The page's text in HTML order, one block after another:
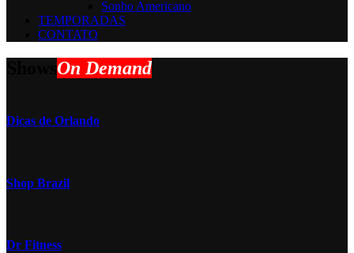
Sonho Americano
TEMPORADAS
CONTATO
On Demand
Dicas de Orlando
Shop Brazil
Dr Fitness